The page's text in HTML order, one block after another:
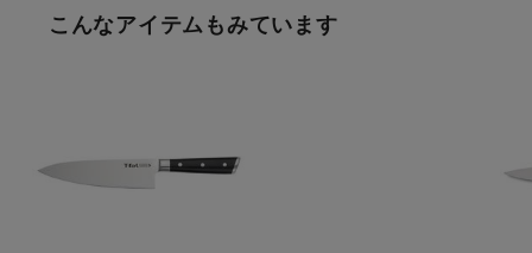
こんなアイテムもみています